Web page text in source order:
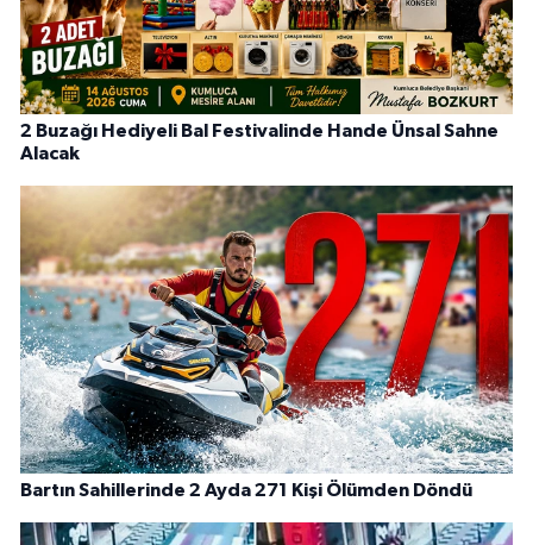
2 Buzağı Hediyeli Bal Festivalinde Hande Ünsal Sahne
Alacak
Bartın Sahillerinde 2 Ayda 271 Kişi Ölümden Döndü